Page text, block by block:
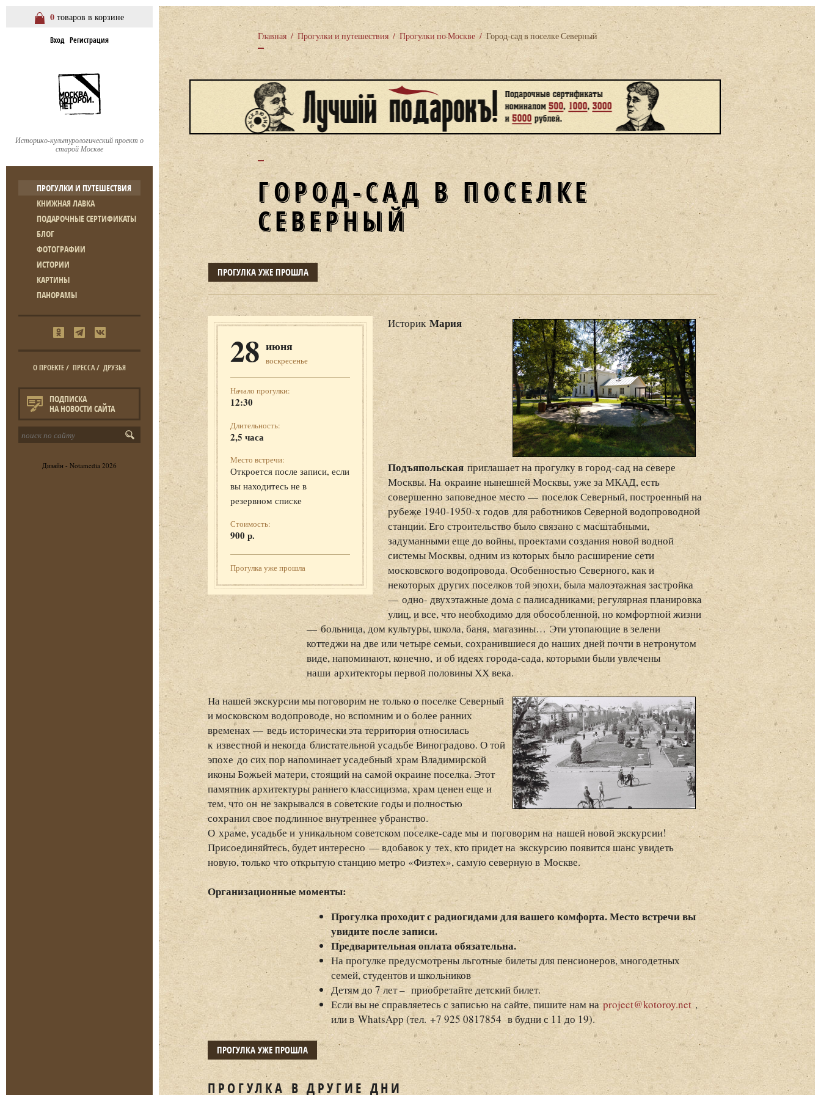
0 товаров в корзине
Вход Регистрация
Историко-культурологический проект о
старой Москве
ПРОГУЛКИ И ПУТЕШЕСТВИЯ
КНИЖНАЯ ЛАВКА
ПОДАРОЧНЫЕ СЕРТИФИКАТЫ
БЛОГ
ФОТОГРАФИИ
ИСТОРИИ
КАРТИНЫ
ПАНОРАМЫ
О ПРОЕКТЕ/ ПРЕССА/ ДРУЗЬЯ
ПОДПИСКА
НА НОВОСТИ САЙТА
Дизайн - Notamedia 2026
Главная / Прогулки и путешествия / Прогулки по Москве / Город-сад в поселке Северный
ГОРОД-САД В ПОСЕЛКЕ
СЕВЕРНЫЙ
ПРОГУЛКА УЖЕ ПРОШЛА
28 июня
воскресенье
Начало прогулки:
12:30
Длительность:
2,5 часа
Место встречи:
Откроется после записи, если
вы находитесь не в
резервном списке
Стоимость:
900 р.
Прогулка уже прошла
ИсторикМария
Подъяпольская приглашает на прогулку в город-сад на севере
Москвы. На окраине нынешней Москвы, уже за МКАД, есть
совершенно заповедное место — поселок Северный, построенный на
рубеже 1940-1950-х годов для работников Северной водопроводной
станции. Его строительство было связано с масштабными,
задуманными еще до войны, проектами создания новой водной
системы Москвы, одним из которых было расширение сети
московского водопровода. Особенностью Северного, как и
некоторых других поселков той эпохи, была малоэтажная застройка
— одно- двухэтажные дома с палисадниками, регулярная планировка
улиц, и все, что необходимо для обособленной, но комфортной жизни
— больница, дом культуры, школа, баня, магазины… Эти утопающие в зелени
коттеджи на две или четыре семьи, сохранившиеся до наших дней почти в нетронутом
виде, напоминают, конечно, и об идеях города-сада, которыми были увлечены
наши архитекторы первой половины ХХ века.
На нашей экскурсии мы поговорим не только о поселке Северный
и московском водопроводе, но вспомним и о более ранних
временах — ведь исторически эта территория относилась
к известной и некогда блистательной усадьбе Виноградово. О той
эпохе до сих пор напоминает усадебный храм Владимирской
иконы Божьей матери, стоящий на самой окраине поселка. Этот
памятник архитектуры раннего классицизма, храм ценен еще и
тем, что он не закрывался в советские годы и полностью
сохранил свое подлинное внутреннее убранство.
О храме, усадьбе и уникальном советском поселке-саде мы и поговорим на нашей новой экскурсии!
Присоединяйтесь, будет интересно — вдобавок у тех, кто придет на экскурсию появится шанс увидеть
новую, только что открытую станцию метро «Физтех», самую северную в Москве.
Организационные моменты:
Прогулка проходит с радиогидами для вашего комфорта. Место встречи вы
увидите после записи.
Предварительная оплата обязательна.
На прогулке предусмотрены льготные билеты для пенсионеров, многодетных
семей, студентов и школьников
Детям до 7 лет – приобретайте детский билет.
Если вы не справляетесь с записью на сайте, пишите нам на project@kotoroy.net ,
или в WhatsApp (тел. +7 925 0817854 в будни с 11 до 19).
ПРОГУЛКА УЖЕ ПРОШЛА
ПРОГУЛКА В ДРУГИЕ ДНИ